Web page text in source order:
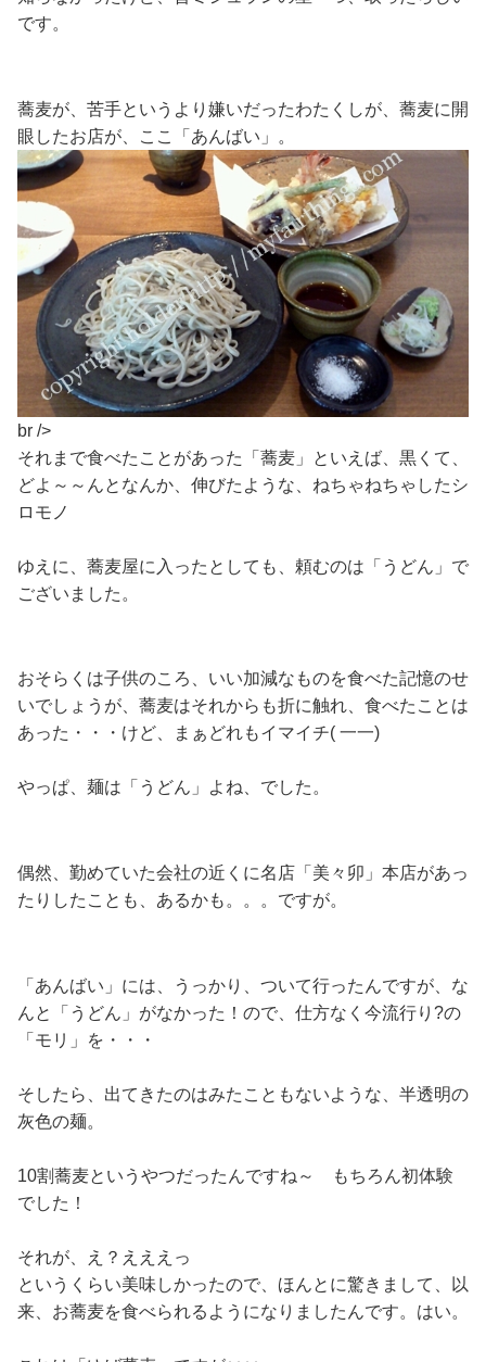
です。
蕎麦が、苦手というより嫌いだったわたくしが、蕎麦に開
眼したお店が、ここ「あんばい」。
br />
それまで食べたことがあった「蕎麦」といえば、黒くて、
どよ～～んとなんか、伸びたような、ねちゃねちゃしたシ
ロモノ
ゆえに、蕎麦屋に入ったとしても、頼むのは「うどん」で
ございました。
おそらくは子供のころ、いい加減なものを食べた記憶のせ
いでしょうが、蕎麦はそれからも折に触れ、食べたことは
あった・・・けど、まぁどれもイマイチ( 一一)
やっぱ、麺は「うどん」よね、でした。
偶然、勤めていた会社の近くに名店「美々卯」本店があっ
たりしたことも、あるかも。。。ですが。
「あんばい」には、うっかり、ついて行ったんですが、な
んと「うどん」がなかった！ので、仕方なく今流行り?の
「モリ」を・・・
そしたら、出てきたのはみたこともないような、半透明の
灰色の麺。
10割蕎麦というやつだったんですね～ もちろん初体験
でした！
それが、え？えええっ
というくらい美味しかったので、ほんとに驚きまして、以
来、お蕎麦を食べられるようになりましたんです。はい。